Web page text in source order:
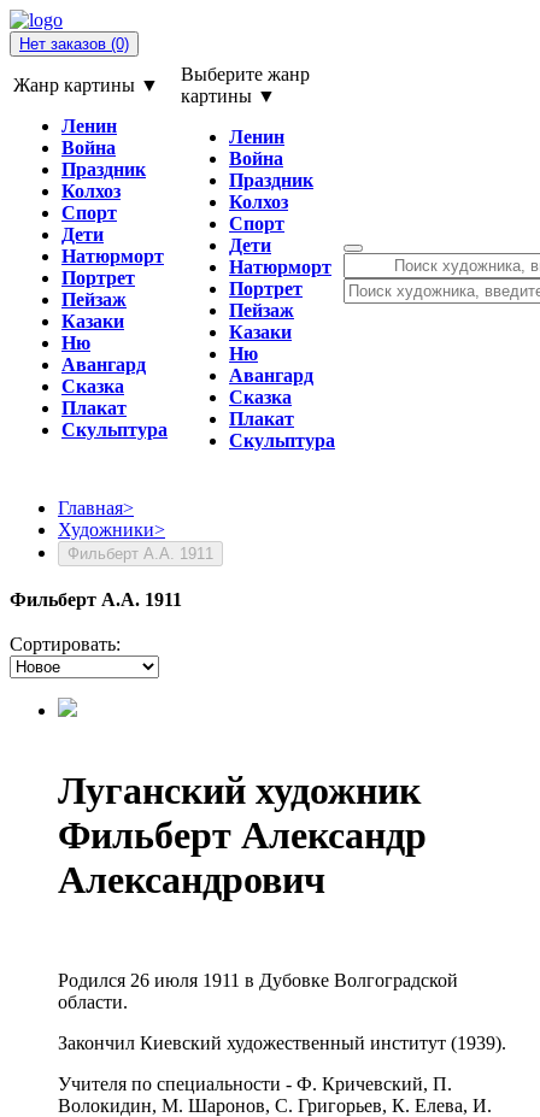
Нет заказов (0)
Жанр картины ▼
Ленин
Война
Праздник
Колхоз
Спорт
Дети
Натюрморт
Портрет
Пейзаж
Казаки
Ню
Авангард
Сказка
Плакат
Скульптура
Выберите жанр
картины ▼
Ленин
Война
Праздник
Колхоз
Спорт
Дети
Натюрморт
Портрет
Пейзаж
Казаки
Ню
Авангард
Сказка
Плакат
Скульптура
Главная>
Художники>
Фильберт А.А. 1911
Фильберт А.А. 1911
Сортировать:
Луганский художник
Фильберт Александр
Александрович
Родился 26 июля 1911 в Дубовке Волгоградской
области.
Закончил Киевский художественный институт (1939).
Учителя по специальности - Ф. Кричевский, П.
Волокидин, М. Шаронов, С. Григорьев, К. Елева, И.